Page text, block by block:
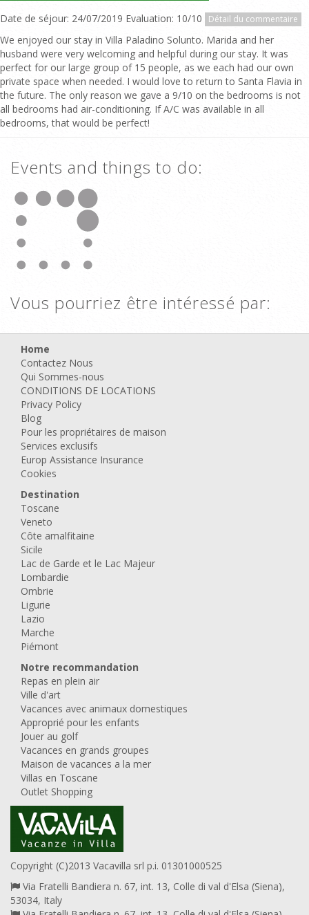
Date de séjour: 24/07/2019 Evaluation: 10/10 Détail du commentaire
We enjoyed our stay in Villa Paladino Solunto. Marida and her
husband were very welcoming and helpful during our stay. It was
perfect for our large group of 15 people, as we each had our own
private space when needed. I would love to return to Santa Flavia in
the future. The only reason we gave a 9/10 on the bedrooms is not
all bedrooms had air-conditioning. If A/C was available in all
bedrooms, that would be perfect!
Events and things to do:
Vous pourriez être intéressé par:
Home
Contactez Nous
Qui Sommes-nous
CONDITIONS DE LOCATIONS
Privacy Policy
Blog
Pour les propriétaires de maison
Services exclusifs
Europ Assistance Insurance
Cookies
Destination
Toscane
Veneto
Côte amalfitaine
Sicile
Lac de Garde et le Lac Majeur
Lombardie
Ombrie
Ligurie
Lazio
Marche
Piémont
Notre recommandation
Repas en plein air
Ville d'art
Vacances avec animaux domestiques
Approprié pour les enfants
Jouer au golf
Vacances en grands groupes
Maison de vacances a la mer
Villas en Toscane
Outlet Shopping
Copyright (C)2013 Vacavilla srl p.i. 01301000525
Via Fratelli Bandiera n. 67, int. 13, Colle di val d'Elsa (Siena),
53034, Italy